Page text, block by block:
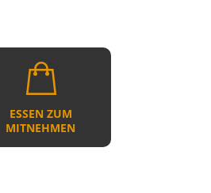
ESSEN ZUM
MITNEHMEN